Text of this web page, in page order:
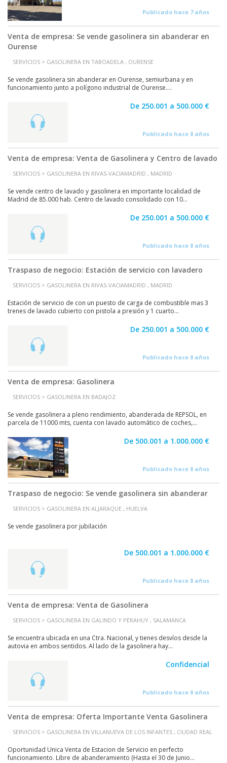
Publicado hace 7 años
Venta de empresa: Se vende gasolinera sin abanderar en
Ourense
SERVICIOS > GASOLINERA EN TABOADELA , OURENSE
Se vende gasolinera sin abanderar en Ourense, semiurbana y en
funcionamiento junto a polígono industrial de Ourense....
De 250.001 a 500.000 €
Publicado hace 8 años
Venta de empresa: Venta de Gasolinera y Centro de lavado
SERVICIOS > GASOLINERA EN RIVAS-VACIAMADRID , MADRID
Se vende centro de lavado y gasolinera en importante localidad de
Madrid de 85.000 hab. Centro de lavado consolidado con 10...
De 250.001 a 500.000 €
Publicado hace 8 años
Traspaso de negocio: Estación de servicio con lavadero
SERVICIOS > GASOLINERA EN RIVAS-VACIAMADRID , MADRID
Estación de servicio de con un puesto de carga de combustible mas 3
trenes de lavado cubierto con pistola a presión y 1 cuarto...
De 250.001 a 500.000 €
Publicado hace 8 años
Venta de empresa: Gasolinera
SERVICIOS > GASOLINERA EN BADAJOZ
Se vende gasolinera a pleno rendimiento, abanderada de REPSOL, en
parcela de 11000 mts, cuenta con lavado automático de coches,...
De 500.001 a 1.000.000 €
Publicado hace 8 años
Traspaso de negocio: Se vende gasolinera sin abanderar
SERVICIOS > GASOLINERA EN ALJARAQUE , HUELVA
Se vende gasolinera por jubilación
De 500.001 a 1.000.000 €
Publicado hace 8 años
Venta de empresa: Venta de Gasolinera
SERVICIOS > GASOLINERA EN GALINDO Y PERAHUY , SALAMANCA
Se encuentra ubicada en una Ctra. Nacional, y tienes desvíos desde la
autovia en ambos sentidos. Al lado de la gasolinera hay...
Confidencial
Publicado hace 8 años
Venta de empresa: Oferta Importante Venta Gasolinera
SERVICIOS > GASOLINERA EN VILLANUEVA DE LOS INFANTES , CIUDAD REAL
Oportunidad Unica Venta de Estacion de Servicio en perfecto
funcionamiento. Libre de abanderamiento (Hasta el 30 de Junio...